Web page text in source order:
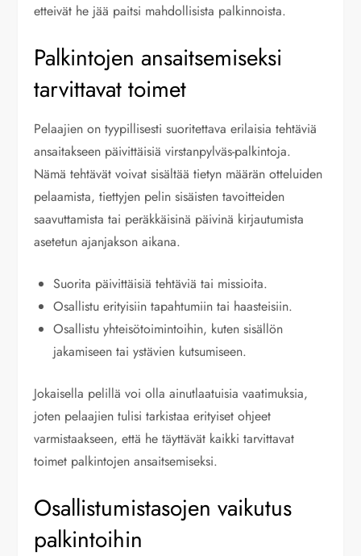
etteivät he jää paitsi mahdollisista palkinnoista.
Palkintojen ansaitsemiseksi
tarvittavat toimet
Pelaajien on tyypillisesti suoritettava erilaisia tehtäviä
ansaitakseen päivittäisiä virstanpylväs-palkintoja.
Nämä tehtävät voivat sisältää tietyn määrän otteluiden
pelaamista, tiettyjen pelin sisäisten tavoitteiden
saavuttamista tai peräkkäisinä päivinä kirjautumista
asetetun ajanjakson aikana.
Suorita päivittäisiä tehtäviä tai missioita.
Osallistu erityisiin tapahtumiin tai haasteisiin.
Osallistu yhteisötoimintoihin, kuten sisällön
jakamiseen tai ystävien kutsumiseen.
Jokaisella pelillä voi olla ainutlaatuisia vaatimuksia,
joten pelaajien tulisi tarkistaa erityiset ohjeet
varmistaakseen, että he täyttävät kaikki tarvittavat
toimet palkintojen ansaitsemiseksi.
Osallistumistasojen vaikutus
palkintoihin